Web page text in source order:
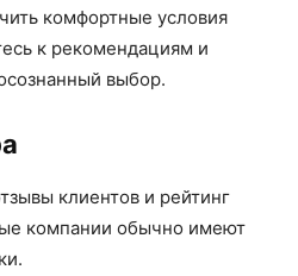
комфортные условия
к рекомендациям и
выбор.
клиентов и рейтинг
компании обычно имеют